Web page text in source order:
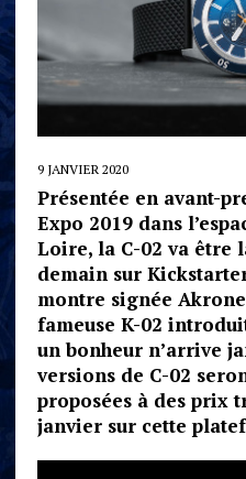
9 JANVIER 2020
Présentée en avant-
Expo 2019 dans
Loire, la C-02 va être
demain sur
montre signée
fameuse K-02
un bonheur n’arrive
versions de C-02
proposées à des prix
janvier sur cette